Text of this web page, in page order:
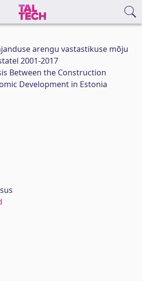
arengu vastastikuse mõju
2001-2017
Between the Construction
Development in Estonia